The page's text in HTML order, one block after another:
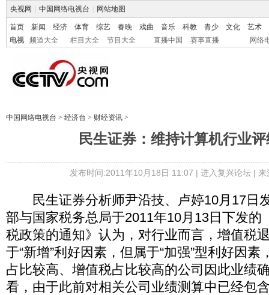
央视网 中国网络电视台 网站地图
首页 新闻 经济 体育 综艺 春晚 戏曲 音乐 科教 青少 文化
艺术
电视
频道大全 栏目大全 节目大全 直播中国 赛事直播 网络
中国网络电视台 > 经济台 > 财经资讯 >
民生证券：维持计算机行业
发布时间:2011年10月18日 11:07 | 进入复兴论坛| 来
民生证券分析师尹沿技、卢婷10月17日
部与国家税务总局于2011年10月13日下发的
税政策的通知》认为，对行业而言，增值税
于“新增”利好因素，但属于“加强”型利好因
占比较高、增值税占比较高的公司因此业绩
看，由于此前对相关公司业绩测算中已经包